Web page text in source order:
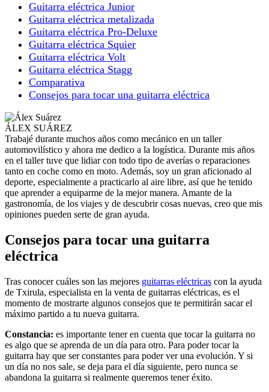
Guitarra eléctrica Junior
Guitarra eléctrica metalizada
Guitarra eléctrica Pro-Deluxe
Guitarra eléctrica Squier
Guitarra eléctrica Volt
Guitarra eléctrica Stagg
Comparativa
Consejos para tocar una guitarra eléctrica
ÁLEX SUÁREZ
Trabajé durante muchos años como mecánico en un taller
automovilístico y ahora me dedico a la logística. Durante mis años
en el taller tuve que lidiar con todo tipo de averías o reparaciones
tanto en coche como en moto. Además, soy un gran aficionado al
deporte, especialmente a practicarlo al aire libre, así que he tenido
que aprender a equiparme de la mejor manera. Amante de la
gastronomía, de los viajes y de descubrir cosas nuevas, creo que mis
opiniones pueden serte de gran ayuda.
Consejos para tocar una guitarra
eléctrica
Tras conocer cuáles son las mejores guitarras eléctricas con la ayuda
de Txirula, especialista en la venta de guitarras eléctricas, es el
momento de mostrarte algunos consejos que te permitirán sacar el
máximo partido a tu nueva guitarra.
Constancia: es importante tener en cuenta que tocar la guitarra no
es algo que se aprenda de un día para otro. Para poder tocar la
guitarra hay que ser constantes para poder ver una evolución. Y si
un día no nos sale, se deja para el día siguiente, pero nunca se
abandona la guitarra si realmente queremos tener éxito.